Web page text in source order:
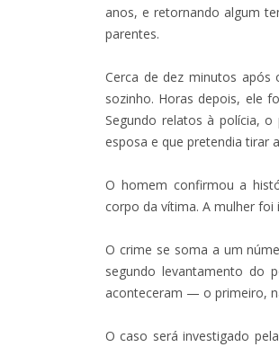
anos, e retornando algum
parentes.
Cerca de dez minutos
sozinho. Horas depois, ele
Segundo relatos à polícia,
esposa e que pretendia tirar
O homem confirmou a
corpo da vítima. A mulher foi
O crime se soma a um
segundo levantamento do
aconteceram — o primeiro,
O caso será investigado